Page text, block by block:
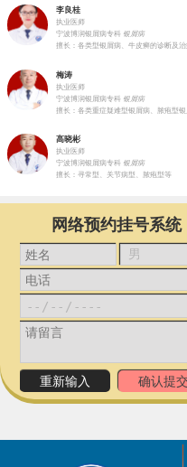
李良桂
执业医师
宁波博润银屑病专科 银屑病
擅长：各类型银屑病、牛皮癣的诊断及治
梅涛
执业医师
宁波博润银屑病专科 银屑病
擅长：各类重症疑难型银屑病、脓疱型
高晓彬
执业医师
宁波博润银屑病专科 银屑病
擅长：寻常型、关节病型、脓疱型等
网络预约挂号系统